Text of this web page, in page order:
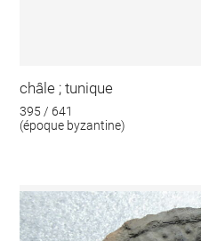
châle ; tunique
395 / 641
(époque byzantine)